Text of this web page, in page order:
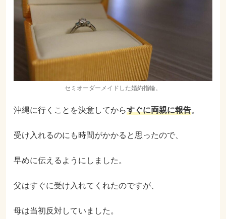
セミオーダーメイドした婚約指輪。
沖縄に行くことを決意してからすぐに両親に報告。
受け入れるのにも時間がかかると思ったので、
早めに伝えるようにしました。
父はすぐに受け入れてくれたのですが、
母は当初反対していました。